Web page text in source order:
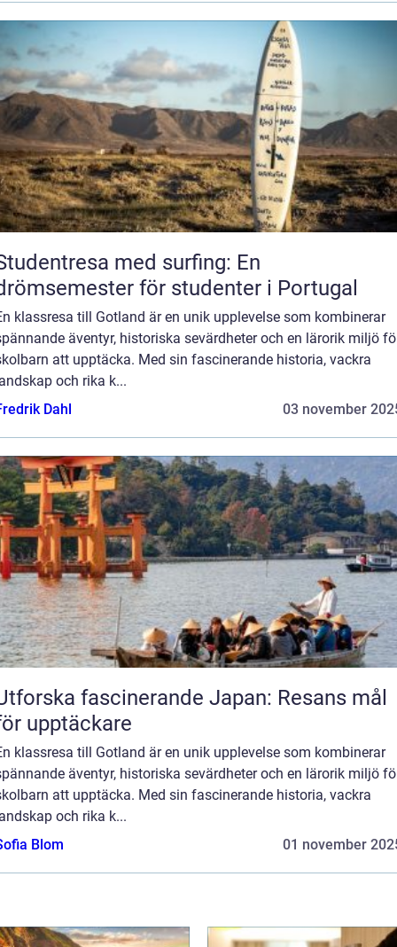
med surfing: En
för studenter i Portugal
klassresa till Gotland är en unik upplevelse som kombinerar
äventyr, historiska sevärdheter och en lärorik miljö
att upptäcka. Med sin fascinerande historia, vackra
och rika k...
Dahl
03 november
fascinerande Japan: Resans mål
upptäckare
klassresa till Gotland är en unik upplevelse som kombinerar
äventyr, historiska sevärdheter och en lärorik miljö
att upptäcka. Med sin fascinerande historia, vackra
och rika k...
Blom
01 november